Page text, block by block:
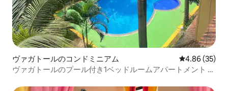
ヴァガトールのコンドミニアム レビュー35
4.86 (35)
ヴァガトールのプール付き1ベッドルームアパートメント -